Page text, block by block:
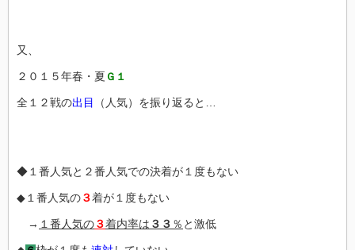
又、
２０１５年春・夏 Ｇ１
全１２戦の出目 （人気）を振り返ると…
◆１番人気と２番人気での決着が１度もない
◆１番人気の３着が１度もない
→ １番人気の３着内率は ３３ ％ と激低